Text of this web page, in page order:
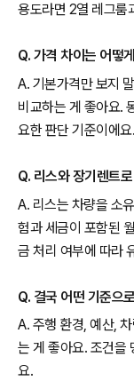
용도라면 2열 레그룸
Q. 가격 차이는 어떻
A. 기본가격만 보지
비교하는 게 좋아요.
요한 판단 기준이에요.
Q. 리스와 장기렌트
A. 리스는 차량을 소
험과 세금이 포함된
금 처리 여부에 따라
Q. 결국 어떤 기준으
A. 주행 환경, 예산,
는 게 좋아요. 조건을
요.